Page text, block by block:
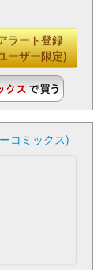
ラート登録
ーザー限定)
コミックス)